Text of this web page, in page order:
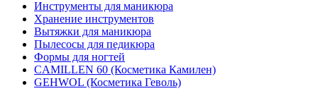
Инструменты для маникюра
Хранение инструментов
Вытяжки для маникюра
Пылесосы для педикюра
Формы для ногтей
CAMILLEN 60 (Косметика Камилен)
GEHWOL (Косметика Геволь)